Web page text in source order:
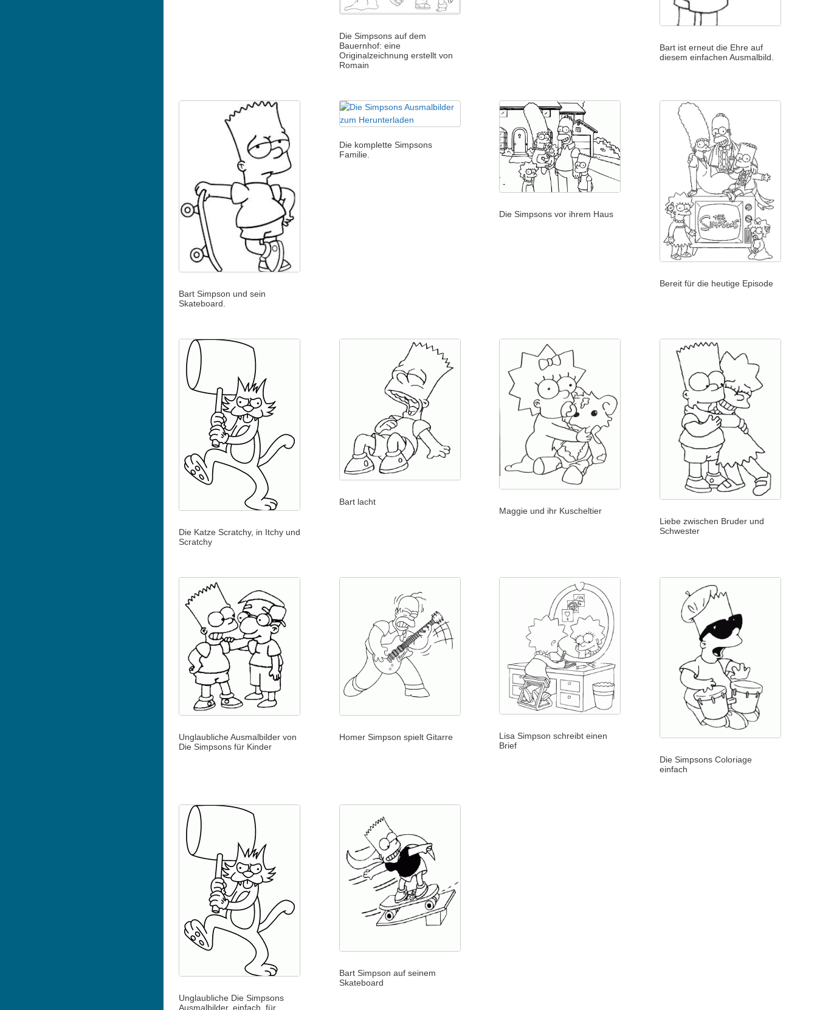
Die Simpsons auf dem
Bauernhof: eine
Originalzeichnung erstellt von
Romain
Bart ist erneut die Ehre auf
diesem einfachen Ausmalbild.
Bart Simpson und sein
Skateboard.
Die komplette Simpsons
Familie.
Die Simpsons vor ihrem Haus
Bereit für die heutige Episode
Die Katze Scratchy, in Itchy und
Scratchy
Bart lacht
Maggie und ihr Kuscheltier
Liebe zwischen Bruder und
Schwester
Unglaubliche Ausmalbilder von
Die Simpsons für Kinder
Homer Simpson spielt Gitarre
Lisa Simpson schreibt einen
Brief
Die Simpsons Coloriage
einfach
Unglaubliche Die Simpsons
Ausmalbilder, einfach, für
Bart Simpson auf seinem
Skateboard